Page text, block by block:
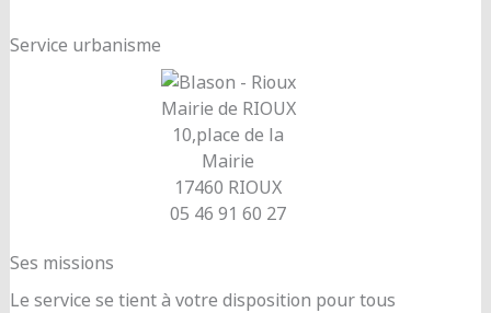
Service urbanisme
Mairie de RIOUX
10,place de la
Mairie
17460 RIOUX
05 46 91 60 27
Ses missions
Le service se tient à votre disposition pour tous